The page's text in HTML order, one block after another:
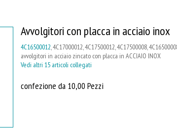
Avvolgitori con placca in acciaio inox
4C16500012, 4C17000012, 4C17500012, 4C17500008,
avvolgitori in acciaio zincato con placca in ACCIAIO INOX
Vedi altri 15 articoli collegati
confezione da 10,00 Pezzi